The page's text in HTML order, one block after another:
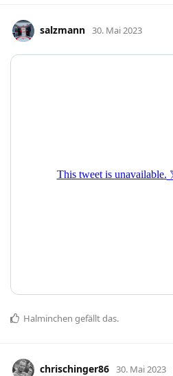
salzmann 30. Mai 2023
Halminchen gefällt das.
chrischinger86 30. Mai 2023